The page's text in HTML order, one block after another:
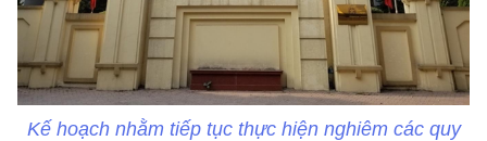
Kế hoạch nhằm tiếp tục thực hiện nghiêm các quy